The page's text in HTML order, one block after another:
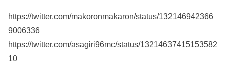
https://twitter.com/makoronmakaron/status/132146942366
9006336
https://twitter.com/asagiri96mc/status/13214637415153582
10